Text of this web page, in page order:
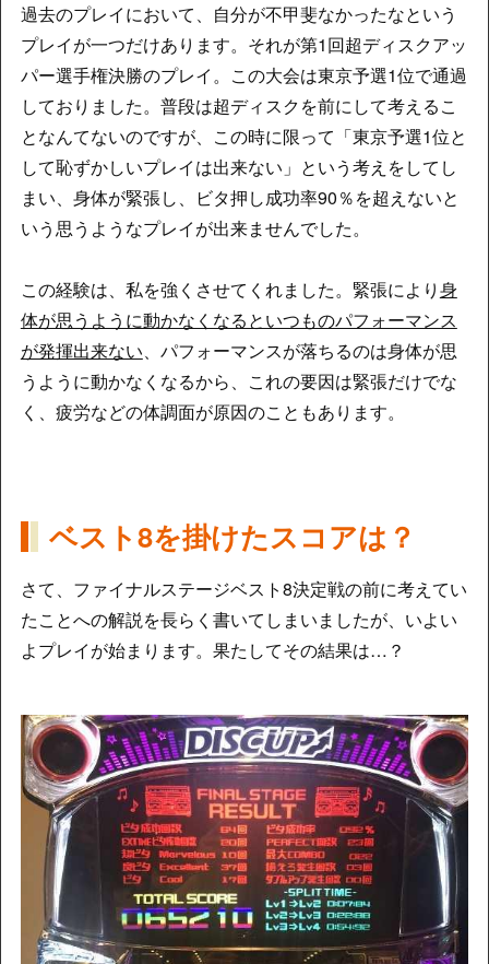
過去のプレイにおいて、自分が不甲斐なかったなという
プレイが一つだけあります。それが第1回超ディスクアッ
パー選手権決勝のプレイ。この大会は東京予選1位で通過
しておりました。普段は超ディスクを前にして考えるこ
となんてないのですが、この時に限って「東京予選1位と
して恥ずかしいプレイは出来ない」という考えをしてし
まい、身体が緊張し、ビタ押し成功率90％を超えないと
いう思うようなプレイが出来ませんでした。
この経験は、私を強くさせてくれました。緊張により身
体が思うように動かなくなるといつものパフォーマンス
が発揮出来ない、パフォーマンスが落ちるのは身体が思
うように動かなくなるから、これの要因は緊張だけでな
く、疲労などの体調面が原因のこともあります。
ベスト8を掛けたスコアは？
さて、ファイナルステージベスト8決定戦の前に考えてい
たことへの解説を長らく書いてしまいましたが、いよい
よプレイが始まります。果たしてその結果は…？